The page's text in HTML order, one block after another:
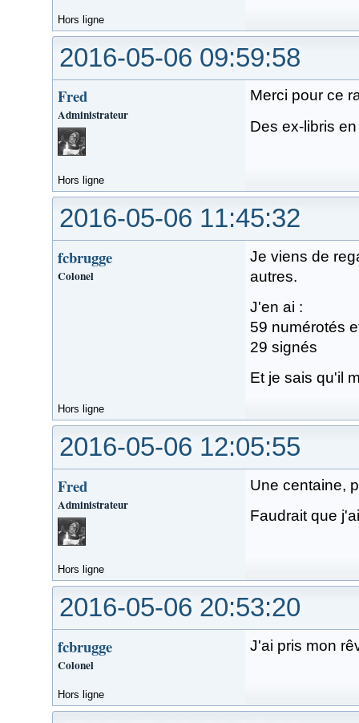
Hors ligne
2016-05-06 09:59:58
Fred
Administrateur
Merci pour ce
Des ex-libris
Hors ligne
2016-05-06 11:45:32
fcbrugge
Colonel
Je viens de
autres.
J'en ai :
59 numérotés
29 signés
Et je sais qu'il
Hors ligne
2016-05-06 12:05:55
Fred
Administrateur
Une centaine,
Faudrait que
Hors ligne
2016-05-06 20:53:20
fcbrugge
Colonel
J'ai pris mon
Hors ligne